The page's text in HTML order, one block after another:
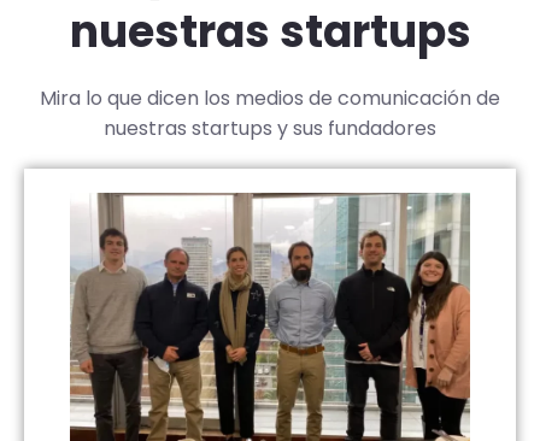
nuestras startups
Mira lo que dicen los medios de comunicación de
nuestras startups y sus fundadores